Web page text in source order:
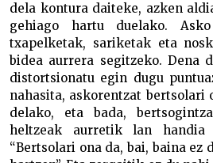
dela kontura daiteke, azken
gehiago hartu duelako.
txapelketak, sariketak eta
bidea aurrera segitzeko. Dena
distortsionatu egin dugu
nahasita, askorentzat bertsolari
delako, eta bada,
heltzeak aurretik lan handia
“Bertsolari ona da, bai, baina ez